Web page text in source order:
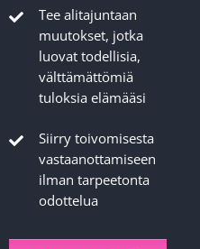
Tee alitajuntaan
muutokset, jotka
luovat todellisia,
välttämättömiä
tuloksia elämääsi
Siirry toivomisesta
vastaanottamiseen
ilman tarpeetonta
odottelua